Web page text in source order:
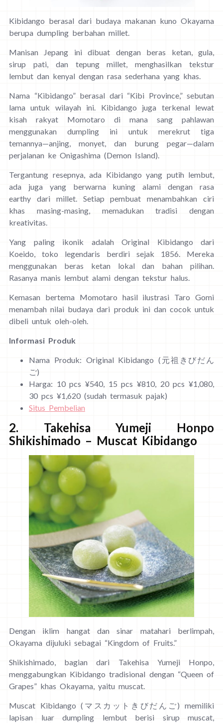
Kibidango berasal dari budaya makanan kuno Okayama
berupa dumpling berbahan millet.
Manisan Jepang ini dibuat dengan beras ketan, gula,
sirup pati, dan tepung millet, menghasilkan tekstur
lembut dan kenyal dengan rasa sederhana yang khas.
Nama “Kibidango” berasal dari “Kibi Province,” sebutan
lama untuk wilayah ini. Kibidango juga terkenal lewat
kisah rakyat Momotaro di mana sang pahlawan
menggunakan dumpling ini untuk merekrut tiga
temannya—anjing, monyet, dan burung pegar—dalam
perjalanan ke Onigashima (Demon Island).
Tergantung resepnya, ada Kibidango yang putih lembut,
ada juga yang berwarna kuning alami dengan rasa
earthy dari millet. Setiap pembuat menambahkan ciri
khas masing-masing, memadukan tradisi dengan
kreativitas.
Yang paling ikonik adalah Original Kibidango dari
Koeido, toko legendaris berdiri sejak 1856. Mereka
menggunakan beras ketan lokal dan bahan pilihan.
Rasanya manis lembut alami dengan tekstur halus.
Kemasan bertema Momotaro hasil ilustrasi Taro Gomi
menambah nilai budaya dari produk ini dan cocok untuk
dibeli untuk oleh-oleh.
Informasi Produk
Nama Produk: Original Kibidango (元祖きびだん
ご)
Harga: 10 pcs ¥540, 15 pcs ¥810, 20 pcs ¥1,080,
30 pcs ¥1,620 (sudah termasuk pajak)
Situs Pembelian
2. Takehisa Yumeji Honpo
Shikishimado – Muscat Kibidango
Dengan iklim hangat dan sinar matahari berlimpah,
Okayama dijuluki sebagai “Kingdom of Fruits.”
Shikishimado, bagian dari Takehisa Yumeji Honpo,
menggabungkan Kibidango tradisional dengan “Queen of
Grapes” khas Okayama, yaitu muscat.
Muscat Kibidango (マスカットきびだんご) memiliki
lapisan luar dumpling lembut berisi sirup muscat,